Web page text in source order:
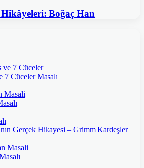
Boğaç Han
7 Cüceler Masalı
Gerçek Hikayesi – Grimm Kardeşler